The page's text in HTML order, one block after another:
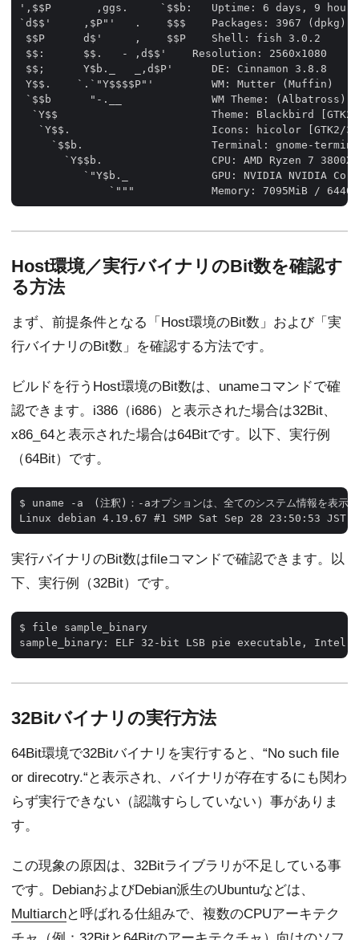
',$$P       ,ggs.     `$$b:   Uptime: 6 days, 9
`d$$'     ,$P"'   .    $$$    Packages: 3967
$$P      d$'     ,    $$P    Shell: fish 3.0.2
$$:      $$.   - ,d$$'    Resolution: 2560x1080
$$;      Y$b._   _,d$P'      DE: Cinnamon 3.8.8
Y$$.    `.`"Y$$$$P"'         WM: Mutter (Muffin)
`$$b      "-.__              WM Theme: (Albatross)
`Y$$                        Theme: Blackbird
`Y$$.                      Icons: hicolor [GTK2/
`$$b.                    Terminal: gnome-
`Y$$b.                 CPU: AMD Ryzen 7
`"Y$b._             GPU: NVIDIA NVIDIA
Host環境／実行バイナリのBit数を確認す
る方法
まず、前提条件となる「Host環境のBit数」および「実
行バイナリのBit数」を確認する方法です。
ビルドを行うHost環境のBit数は、unameコマンドで確
認できます。i386（i686）と表示された場合は32Bit、
x86_64と表示された場合は64Bitです。以下、実行例
（64Bit）です。
$ uname -a　(注釈)：-aオプションは、全てのシステム情報を表示
実行バイナリのBit数はfileコマンドで確認できます。以
下、実行例（32Bit）です。
$ file sample_binary
32Bitバイナリの実行方法
64Bit環境で32Bitバイナリを実行すると、“No such file
or direcotry.“と表示され、バイナリが存在するにも関わ
らず実行できない（認識すらしていない）事がありま
す。
この現象の原因は、32Bitライブラリが不足している事
です。DebianおよびDebian派生のUbuntuなどは、
Multiarchと呼ばれる仕組みで、複数のCPUアーキテク